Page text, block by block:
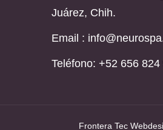
Juárez, Chih.
Email :
Teléfono: ‪+52 656 824
Frontera Tec